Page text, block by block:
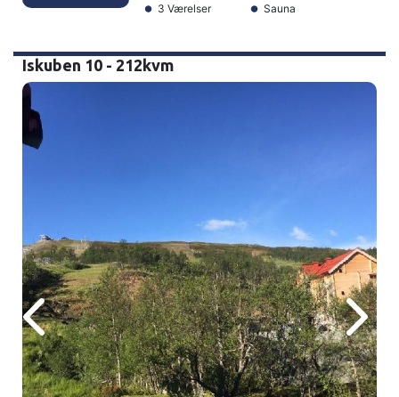
3 Værelser Sauna
Iskuben 10 - 212kvm